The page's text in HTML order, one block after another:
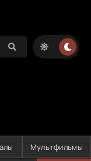
Мультфильмы